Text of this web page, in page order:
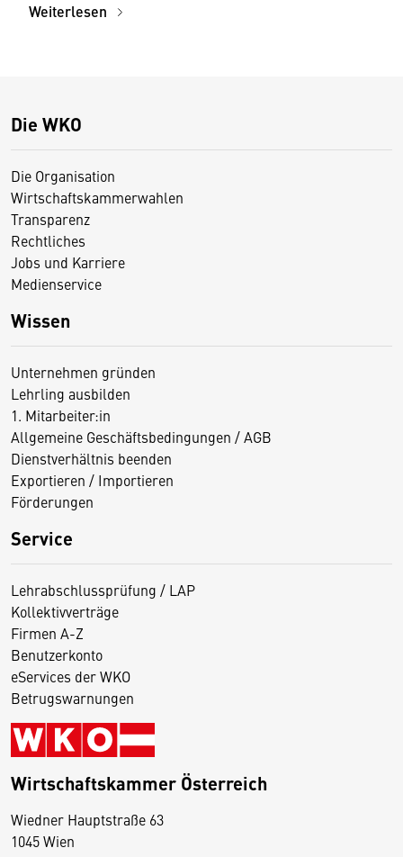
Weiterlesen
Die WKO
Die Organisation
Wirtschaftskammerwahlen
Transparenz
Rechtliches
Jobs und Karriere
Medienservice
Wissen
Unternehmen gründen
Lehrling ausbilden
1. Mitarbeiter:in
Allgemeine Geschäftsbedingungen / AGB
Dienstverhältnis beenden
Exportieren / Importieren
Förderungen
Service
Lehrabschlussprüfung / LAP
Kollektivverträge
Firmen A-Z
Benutzerkonto
eServices der WKO
Betrugswarnungen
Wirtschaftskammer Österreich
Wiedner Hauptstraße 63
1045 Wien
D